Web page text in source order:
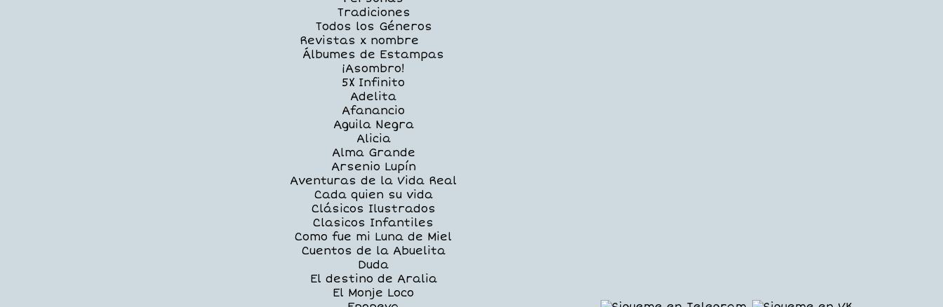
Tradiciones
Todos los Géneros
Revistas x nombre
Álbumes de Estampas
¡Asombro!
5X Infinito
Adelita
Afanancio
Aguila Negra
Alicia
Alma Grande
Arsenio Lupín
Aventuras de la Vida Real
Cada quien su vida
Clásicos Ilustrados
Clasicos Infantiles
Como fue mi Luna de Miel
Cuentos de la Abuelita
Duda
El destino de Aralia
El Monje Loco